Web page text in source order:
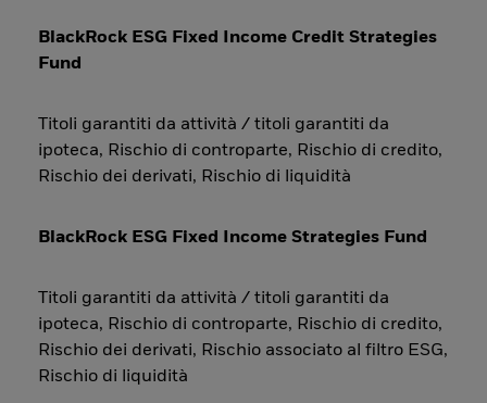
BlackRock ESG Fixed Income Credit Strategies
Fund
Titoli garantiti da attività / titoli garantiti da
ipoteca, Rischio di controparte, Rischio di credito,
Rischio dei derivati, Rischio di liquidità
BlackRock ESG Fixed Income Strategies Fund
Titoli garantiti da attività / titoli garantiti da
ipoteca, Rischio di controparte, Rischio di credito,
Rischio dei derivati, Rischio associato al filtro ESG,
Rischio di liquidità